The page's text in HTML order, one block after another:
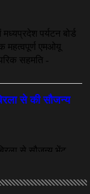
कला जगत